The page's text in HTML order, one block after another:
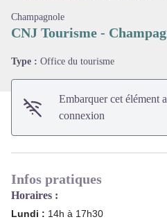
Champagnole
CNJ Tourisme -
Type : Office du tourisme
Embarquer cet élément
connexion
Infos pratiques
Horaires :
Lundi : 14h à 17h30